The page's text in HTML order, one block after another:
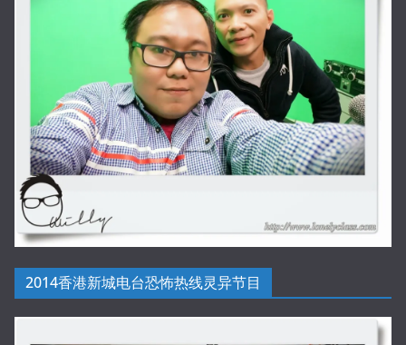
2014香港新城电台恐怖热线灵异节目